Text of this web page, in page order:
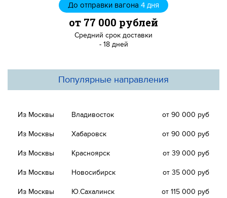
До отправки вагона 4 дня
от 77 000 рублей
Средний срок доставки
- 18 дней
Популярные направления
Из Москвы Владивосток от 90 000 руб
Из Москвы Хабаровск от 90 000 руб
Из Москвы Красноярск от 39 000 руб
Из Москвы Новосибирск от 35 000 руб
Из Москвы Ю.Сахалинск от 115 000 руб